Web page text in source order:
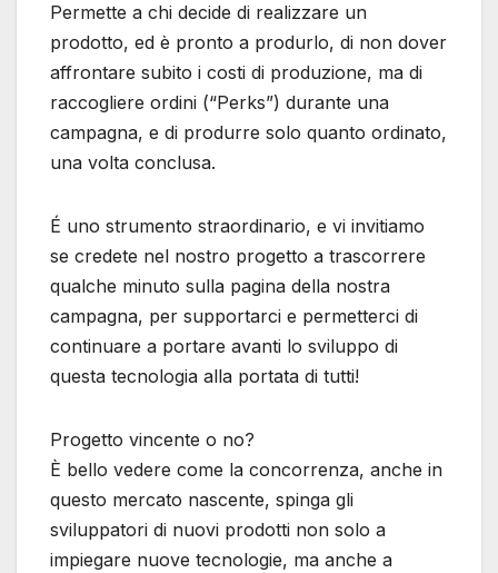
Permette a chi decide di realizzare un
prodotto, ed è pronto a produrlo, di non dover
affrontare subito i costi di produzione, ma di
raccogliere ordini (“Perks”) durante una
campagna, e di produrre solo quanto ordinato,
una volta conclusa.
É uno strumento straordinario, e vi invitiamo
se credete nel nostro progetto a trascorrere
qualche minuto sulla pagina della nostra
campagna, per supportarci e permetterci di
continuare a portare avanti lo sviluppo di
questa tecnologia alla portata di tutti!
Progetto vincente o no?
È bello vedere come la concorrenza, anche in
questo mercato nascente, spinga gli
sviluppatori di nuovi prodotti non solo a
impiegare nuove tecnologie, ma anche a